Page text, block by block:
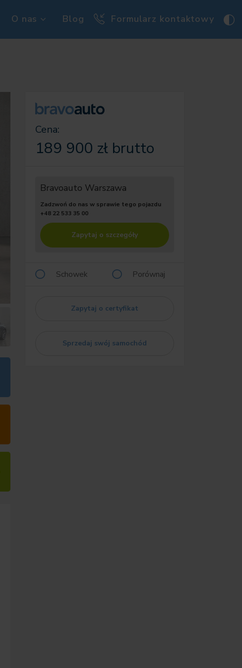
O nas Blog Formularz kontaktowy
Cena:
189 900 zł brutto
Bravoauto Warszawa
Zadzwoń do nas w sprawie tego pojazdu
+48 22 533 35 00
Zapytaj o szczegóły
Schowek Porównaj
Zapytaj o certyfikat
Sprzedaj swój samochód